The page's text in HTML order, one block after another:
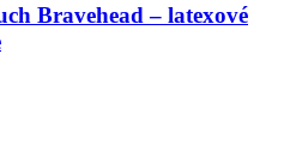
Bravehead – latexové